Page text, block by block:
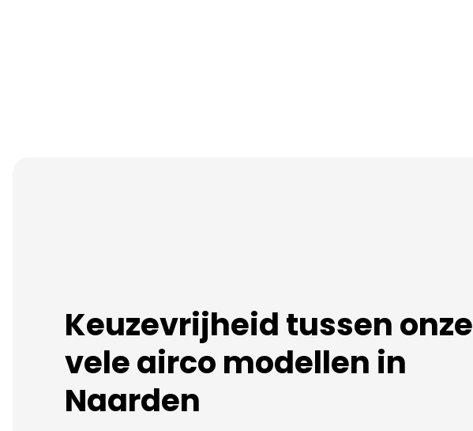
Keuzevrijheid tussen onze
vele airco modellen in
Naarden